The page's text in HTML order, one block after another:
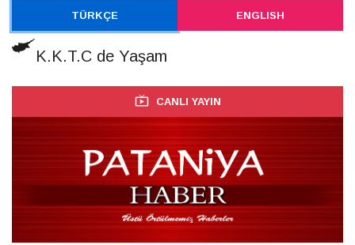
TÜRKÇE ENGLISH
K.K.T.C de Yaşam
CANLI YAYIN